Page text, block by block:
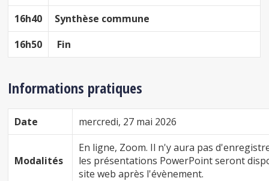
16h40
Synthèse commune
16h50
Fin
Informations pratiques
Date mercredi, 27 mai 2026
Modalités
En ligne, Zoom. Il n'y aura pas
les présentations PowerPoint seront
site web après l'évènement.